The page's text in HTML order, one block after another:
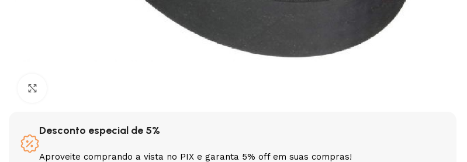
A
Desconto especial de 5%
Aproveite comprando a vista no PIX e garanta 5% off em suas compras!